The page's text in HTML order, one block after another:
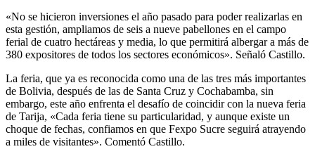
«No se hicieron inversiones el año pasado para poder realizarlas en
esta gestión, ampliamos de seis a nueve pabellones en el campo
ferial de cuatro hectáreas y media, lo que permitirá albergar a más de
380 expositores de todos los sectores económicos». Señaló Castillo.
La feria, que ya es reconocida como una de las tres más importantes
de Bolivia, después de las de Santa Cruz y Cochabamba, sin
embargo, este año enfrenta el desafío de coincidir con la nueva feria
de Tarija, «Cada feria tiene su particularidad, y aunque existe un
choque de fechas, confiamos en que Fexpo Sucre seguirá atrayendo
a miles de visitantes». Comentó Castillo.